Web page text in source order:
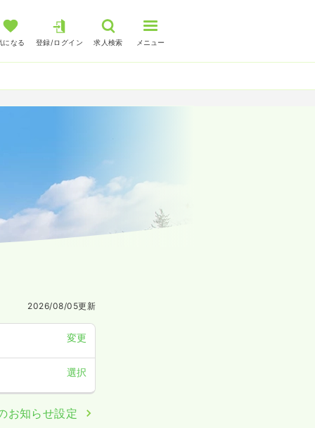
になる 登録/ログイン 求人検索 メニュー
2026/08/05更新
変更
選択
お知らせ設定